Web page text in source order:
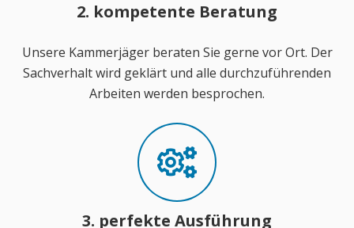
2. kompetente Beratung
Unsere Kammerjäger beraten Sie gerne vor Ort. Der
Sachverhalt wird geklärt und alle durchzuführenden
Arbeiten werden besprochen.
3. perfekte Ausführung